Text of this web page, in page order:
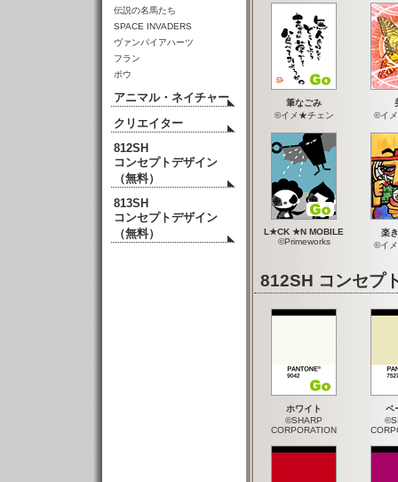
筆なごみ
©イメ★チェン
©イ
L★CK ★N MOBILE
©Primeworks
楽
©イ
812SH コンセ
ホワイト
©SHARP
CORPORATION
ベ
伝説の名馬たち
SPACE INVADERS
ヴァンパイアハーツ
フラン
ポウ
アニマル・ネイチャー
クリエイター
812SH
コンセプトデザイン
（無料）
813SH
コンセプトデザイン
（無料）